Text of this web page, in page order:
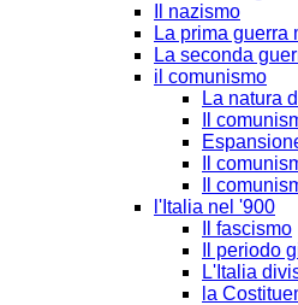
Il nazismo
La prima guerra
La seconda
il comunismo
La natura
Il
Il
Il
l'Italia nel '900
Il fascismo
Il periodo
L'Italia
la